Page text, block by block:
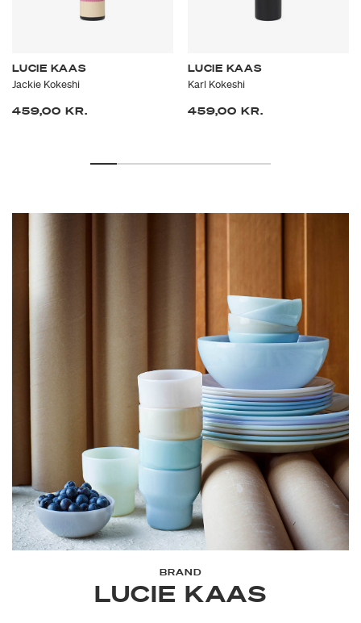
LUCIE KAAS
Jackie Kokeshi
459,00 KR.
LUCIE KAAS
Karl Kokeshi
459,00 KR.
BRAND
LUCIE KAAS